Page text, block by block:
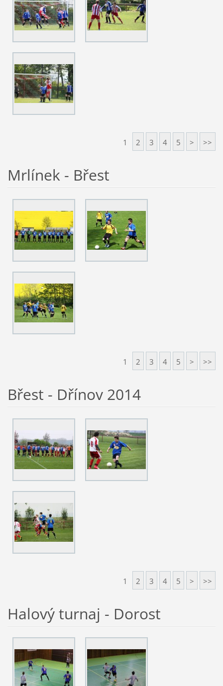
1 2 3 4 5 > >>
Mrlínek - Břest
1 2 3 4 5 > >>
Břest - Dřínov 2014
1 2 3 4 5 > >>
Halový turnaj - Dorost